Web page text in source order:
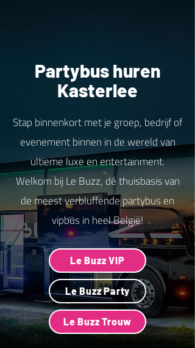
Partybus huren
Kasterlee
Stap binnenkort met je groep, bedrijf of
evenement binnen in de wereld van
ultieme luxe en entertainment.
Welkom bij Le Buzz, dé thuisbasis van
de meest verbluffende partybus en
vipbus in heel België!
Le Buzz VIP
Le Buzz Party
Le Buzz Trouw